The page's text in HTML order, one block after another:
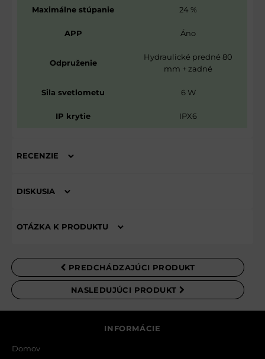
Maximálne stúpanie 24 %
APP Áno
Odpruženie
Hydraulické predné 80
mm + zadné
Sila svetlometu 6 W
IP krytie IPX6
RECENZIE
DISKUSIA
Zatiaľ nie sú žiadne komentáre! Buďte prvý!
OTÁZKA K PRODUKTU
MENO
PREDCHÁDZAJÚCI PRODUKT
NASLEDUJÚCI PRODUKT
INFORMÁCIE
Domov